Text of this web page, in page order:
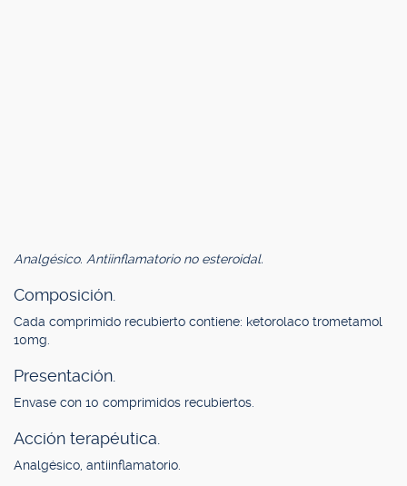
Analgésico. Antiinflamatorio no esteroidal.
Composición.
Cada comprimido recubierto contiene: ketorolaco trometamol
10mg.
Presentación.
Envase con 10 comprimidos recubiertos.
Acción terapéutica.
Analgésico, antiinflamatorio.